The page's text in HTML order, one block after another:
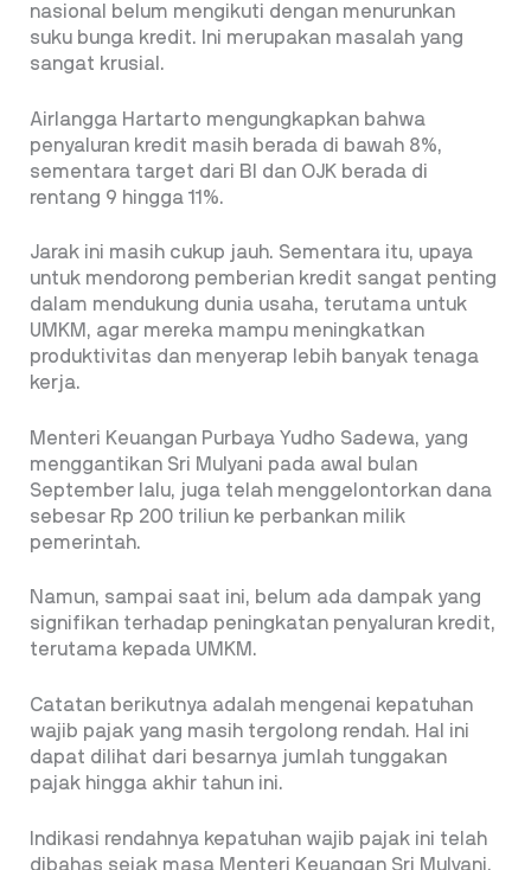
nasional belum mengikuti dengan menurunkan
suku bunga kredit. Ini merupakan masalah yang
sangat krusial.
Airlangga Hartarto mengungkapkan bahwa
penyaluran kredit masih berada di bawah 8%,
sementara target dari BI dan OJK berada di
rentang 9 hingga 11%.
Jarak ini masih cukup jauh. Sementara itu, upaya
untuk mendorong pemberian kredit sangat penting
dalam mendukung dunia usaha, terutama untuk
UMKM, agar mereka mampu meningkatkan
produktivitas dan menyerap lebih banyak tenaga
kerja.
Menteri Keuangan Purbaya Yudho Sadewa, yang
menggantikan Sri Mulyani pada awal bulan
September lalu, juga telah menggelontorkan dana
sebesar Rp 200 triliun ke perbankan milik
pemerintah.
Namun, sampai saat ini, belum ada dampak yang
signifikan terhadap peningkatan penyaluran kredit,
terutama kepada UMKM.
Catatan berikutnya adalah mengenai kepatuhan
wajib pajak yang masih tergolong rendah. Hal ini
dapat dilihat dari besarnya jumlah tunggakan
pajak hingga akhir tahun ini.
Indikasi rendahnya kepatuhan wajib pajak ini telah
dibahas sejak masa Menteri Keuangan Sri Mulyani,